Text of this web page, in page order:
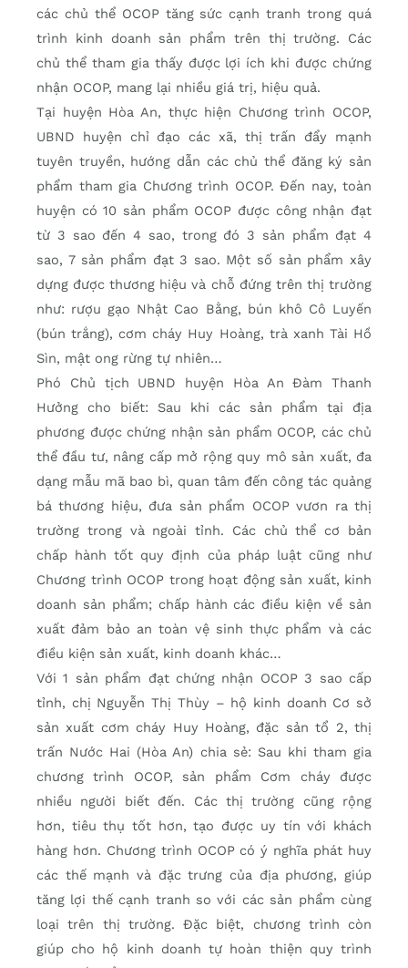
các chủ thể OCOP tăng sức cạnh tranh trong quá
trình kinh doanh sản phẩm trên thị trường. Các
chủ thể tham gia thấy được lợi ích khi được chứng
nhận OCOP, mang lại nhiều giá trị, hiệu quả.
Tại huyện Hòa An, thực hiện Chương trình OCOP,
UBND huyện chỉ đạo các xã, thị trấn đẩy mạnh
tuyên truyền, hướng dẫn các chủ thể đăng ký sản
phẩm tham gia Chương trình OCOP. Đến nay, toàn
huyện có 10 sản phẩm OCOP được công nhận đạt
từ 3 sao đến 4 sao, trong đó 3 sản phẩm đạt 4
sao, 7 sản phẩm đạt 3 sao. Một số sản phẩm xây
dựng được thương hiệu và chỗ đứng trên thị trường
như: rượu gạo Nhật Cao Bằng, bún khô Cô Luyến
(bún trắng), cơm cháy Huy Hoàng, trà xanh Tài Hồ
Sìn, mật ong rừng tự nhiên…
Phó Chủ tịch UBND huyện Hòa An Đàm Thanh
Hưởng cho biết: Sau khi các sản phẩm tại địa
phương được chứng nhận sản phẩm OCOP, các chủ
thể đầu tư, nâng cấp mở rộng quy mô sản xuất, đa
dạng mẫu mã bao bì, quan tâm đến công tác quảng
bá thương hiệu, đưa sản phẩm OCOP vươn ra thị
trường trong và ngoài tỉnh. Các chủ thể cơ bản
chấp hành tốt quy định của pháp luật cũng như
Chương trình OCOP trong hoạt động sản xuất, kinh
doanh sản phẩm; chấp hành các điều kiện về sản
xuất đảm bảo an toàn vệ sinh thực phẩm và các
điều kiện sản xuất, kinh doanh khác…
Với 1 sản phẩm đạt chứng nhận OCOP 3 sao cấp
tỉnh, chị Nguyễn Thị Thùy – hộ kinh doanh Cơ sở
sản xuất cơm cháy Huy Hoàng, đặc sản tổ 2, thị
trấn Nước Hai (Hòa An) chia sẻ: Sau khi tham gia
chương trình OCOP, sản phẩm Cơm cháy được
nhiều người biết đến. Các thị trường cũng rộng
hơn, tiêu thụ tốt hơn, tạo được uy tín với khách
hàng hơn. Chương trình OCOP có ý nghĩa phát huy
các thế mạnh và đặc trưng của địa phương, giúp
tăng lợi thế cạnh tranh so với các sản phẩm cùng
loại trên thị trường. Đặc biệt, chương trình còn
giúp cho hộ kinh doanh tự hoàn thiện quy trình